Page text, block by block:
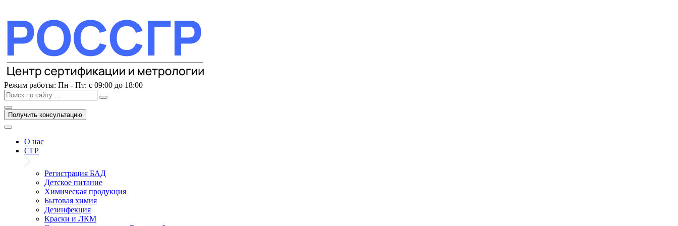
содержимому
Режим работы: Пн - Пт: с 09:00 до 18:00
Получить консультацию
О нас
СГР
Регистрация БАД
Детское питание
Химическая продукция
Бытовая химия
Дезинфекция
Краски и ЛКМ